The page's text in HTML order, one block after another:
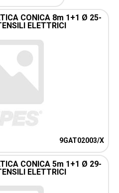
CONICA 8m 1+1 Ø 25-
ELETTRICI
9GAT02003/X
CONICA 5m 1+1 Ø 29-
ELETTRICI